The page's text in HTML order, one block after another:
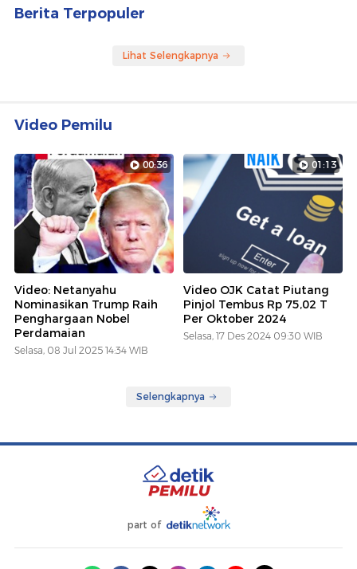
Berita Terpopuler
Lihat Selengkapnya
Video Pemilu
00:36
Video: Netanyahu
Nominasikan Trump Raih
Penghargaan Nobel
Perdamaian
Selasa, 08 Jul 2025 14:34 WIB
01:13
Video OJK Catat Piutang
Pinjol Tembus Rp 75,02 T
Per Oktober 2024
Selasa, 17 Des 2024 09:30 WIB
Selengkapnya
part of